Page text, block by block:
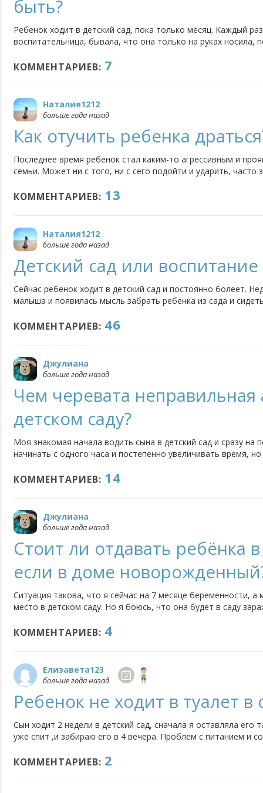
быть?
Ребенок ходит в детский сад, пока только месяц. Каждый
воспитательница, бывала, что она только на руках носила,
говорит что его в садике ругают. Он еще маленький, всего...
КОММЕНТАРИЕВ: 7
Наталия1212
больше года назад
Как отучить ребенка
Последнее время ребенок стал каким-то агрессивным и
семьи. Может ни с того, ни с сего подойти и ударить, часто
чем может быть связано такое поведение ребенка? Что...
КОММЕНТАРИЕВ: 13
Наталия1212
больше года назад
Детский сад или
Сейчас ребенок ходит в детский сад и постоянно болеет.
малыша и появилась мысль забрать ребенка из сада и
вы считаете, стоит ли так поступать или же продолжить
КОММЕНТАРИЕВ: 46
Джулиана
больше года назад
Чем черевата неправильная
детском саду?
Моя знакомая начала водить сына в детский сад и сразу на
начинать с одного часа и постепенно увеличивать время,
не адаптировали вообще, сразу отдали на полный день, до
КОММЕНТАРИЕВ: 14
Джулиана
больше года назад
Стоит ли отдавать ребёнка
если в доме
Ситуация такова, что я сейчас на 7 месяце беременности,
место в детском саду. Но я боюсь, что она будет в саду
младенцу и вовсе опасно. Как лучше поступить, всё равно...
КОММЕНТАРИЕВ: 4
Елизавета123
больше года назад
Ребенок не ходит в туалет в
Сын ходит 2 недели в детский сад, сначала я оставляла его
уже спит ,и забираю его в 4 вечера. Проблем с питанием и
встает в 7 утра, идет на горшок и до 4 вечера терпит.
КОММЕНТАРИЕВ: 2